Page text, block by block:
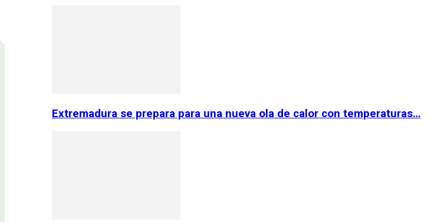
Extremadura se prepara para una nueva ola de calor con temperaturas…